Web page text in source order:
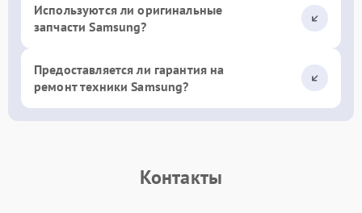
Используются ли оригинальные
запчасти Samsung?
Предоставляется ли гарантия на
ремонт техники Samsung?
Контакты